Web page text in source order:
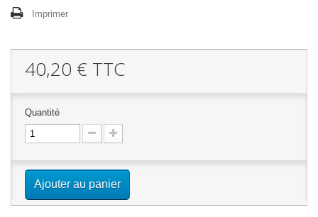
Imprimer
40,20 € TTC
Quantité
Ajouter au panier